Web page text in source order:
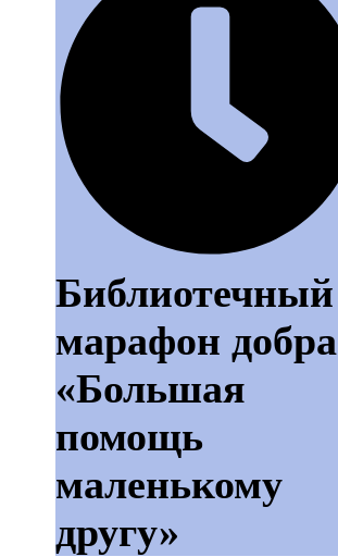
Библиотечный
марафон добра
«Большая
помощь
маленькому
другу»